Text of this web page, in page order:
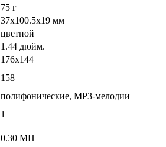
75 г
37x100.5x19 мм
цветной
1.44 дюйм.
176x144
158
полифонические, MP3-мелодии
1
0.30 МП